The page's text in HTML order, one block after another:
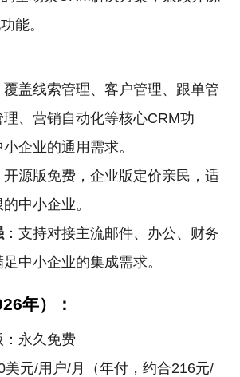
能。
覆盖线索管理、客户管理、跟单管
、营销自动化等核心CRM功
企业的通用需求。
开源版免费，企业版定价亲民，适
中小企业。
：支持对接主流邮件、办公、财务
中小企业的集成需求。
年）：
永久免费
美元/用户/月（年付，约合216元/